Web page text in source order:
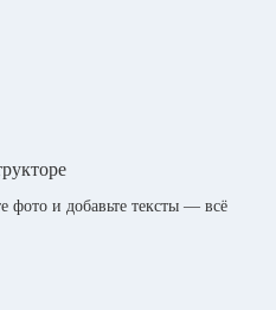
фото и добавьте тексты — всё